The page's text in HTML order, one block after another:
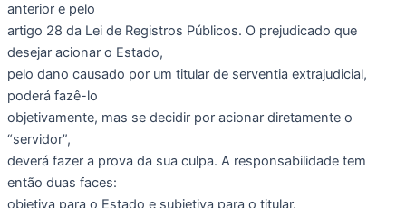
anterior e pelo
artigo 28 da Lei de Registros Públicos. O prejudicado que
desejar acionar o Estado,
pelo dano causado por um titular de serventia extrajudicial,
poderá fazê-lo
objetivamente, mas se decidir por acionar diretamente o
“servidor”,
deverá fazer a prova da sua culpa. A responsabilidade tem
então duas faces: